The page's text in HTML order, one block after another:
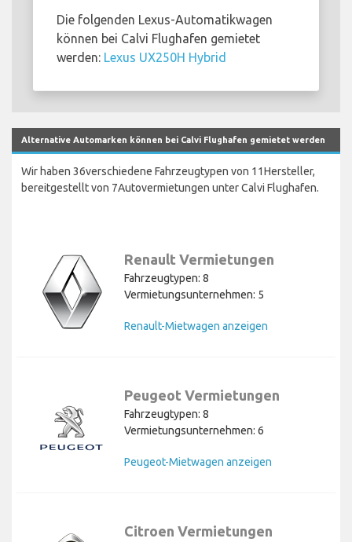
Die folgenden Lexus-Automatikwagen
können bei Calvi Flughafen gemietet
werden: Lexus UX250H Hybrid
Alternative Automarken können bei Calvi Flughafen gemietet werden
Wir haben 36verschiedene Fahrzeugtypen von 11Hersteller,
bereitgestellt von 7Autovermietungen unter Calvi Flughafen.
Renault Vermietungen
Fahrzeugtypen: 8
Vermietungsunternehmen: 5
Renault-Mietwagen anzeigen
Peugeot Vermietungen
Fahrzeugtypen: 8
Vermietungsunternehmen: 6
Peugeot-Mietwagen anzeigen
Citroen Vermietungen